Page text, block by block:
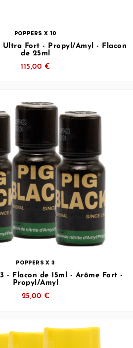
POPPERS X 10
Ultra Fort - Propyl/Amyl - Flacon
de 25ml
115,00 €
… (SVG inchangé)
POPPERS X 3
- Flacon de 15ml - Arôme Fort -
Propyl/Amyl
25,00 €